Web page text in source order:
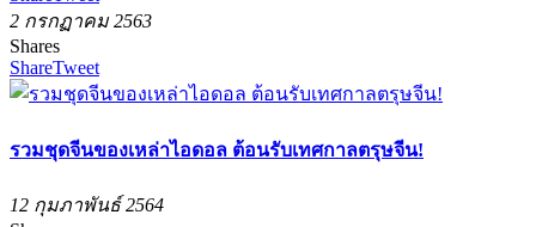
2 กรกฏาคม 2563
Shares
ShareTweet
รวมชุดจีนของเหล่าไอดอล ต้อนรับเทศกาลตรุษจีน!
12 กุมภาพันธ์ 2564